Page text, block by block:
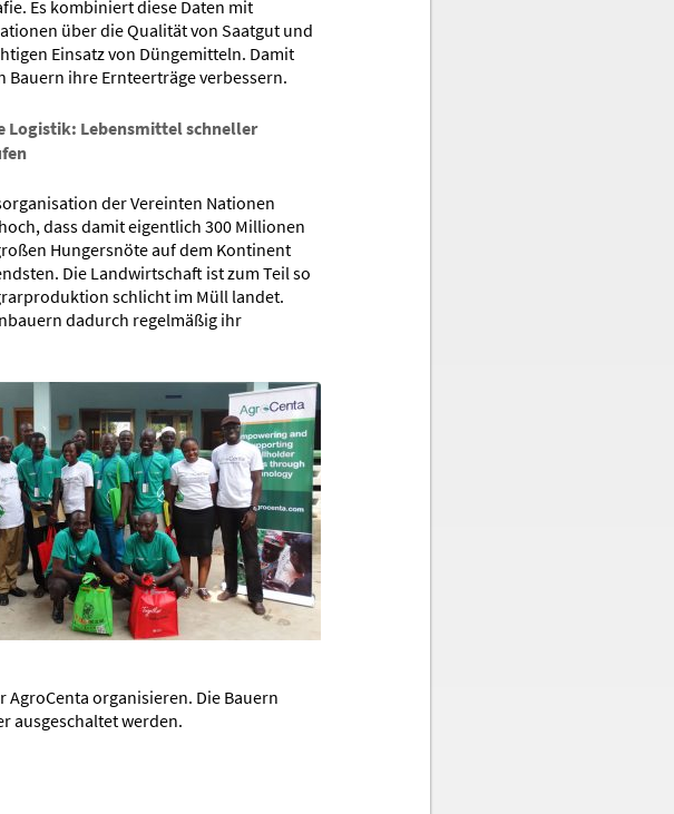
Es kombiniert diese Daten mit
über die Qualität von Saatgut und
Einsatz von Düngemitteln. Damit
Bauern ihre Ernteerträge verbessern.
Logistik: Lebensmittel schneller
der Vereinten Nationen
dass damit eigentlich 300 Millionen
Hungersnöte auf dem Kontinent
Die Landwirtschaft ist zum Teil so
schlicht im Müll landet.
dadurch regelmäßig ihr
organisieren. Die Bauern
ausgeschaltet werden.